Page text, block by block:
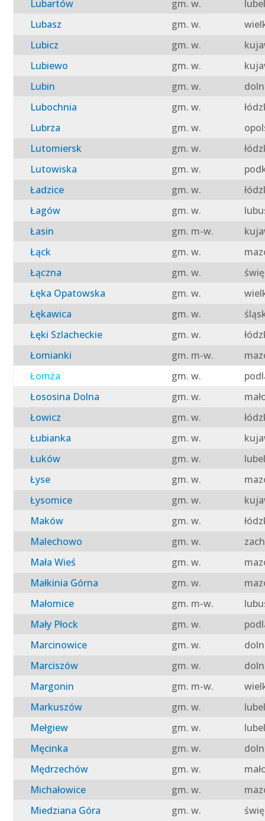
Lubartów gm. w.
Lubasz
gm. w.
Lubicz
gm. w.
Lubiewo
gm. w.
Lubin
gm. w.
Lubochnia
gm. w.
Lubrza
gm. w.
Lutomiersk
gm. w.
Lutowiska
gm. w.
Ładzice
gm. w.
Łagów
gm. w.
Łasin
gm. m-w.
Łąck
gm. w.
Łączna
gm. w.
Łęka Opatowska
gm. w.
Łękawica
gm. w.
Łęki Szlacheckie
gm. w.
Łomianki
gm. m-w.
Łomża
gm. w.
Łososina Dolna
gm. w.
Łowicz
gm. w.
Łubianka
gm. w.
Łuków
gm. w.
Łyse
gm. w.
Łysomice
gm. w.
Maków
gm. w.
Malechowo
gm. w.
Mała Wieś
gm. w.
Małkinia Górna
gm. w.
Małomice
gm. m-w.
Mały Płock
gm. w.
Marcinowice
gm. w.
Marciszów
gm. w.
Margonin
gm. m-w.
Markuszów
gm. w.
Mełgiew
gm. w.
Męcinka
gm. w.
Mędrzechów
gm. w.
Michałowice
gm. w.
Miedziana Góra
gm. w.